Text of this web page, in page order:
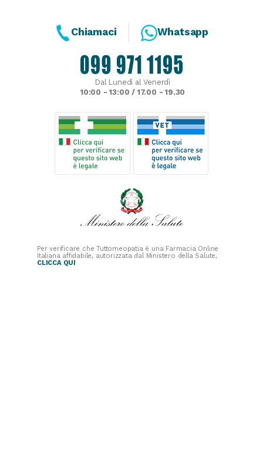
Chiamaci Whatsapp
Dal Lunedì al Venerdì
10:00 - 13:00 / 17.00 - 19.30
Per verificare che Tuttomeopatia è una Farmacia Online
Italiana affidabile, autorizzata dal Ministero della Salute,
CLICCA QUI